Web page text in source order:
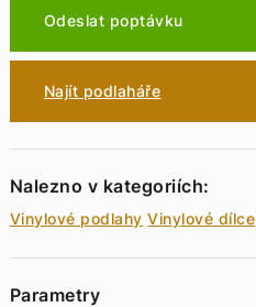
Odeslat poptávku
Najít podlaháře
Nalezno v kategoriích:
Vinylové podlahy Vinylové dílce
Parametry